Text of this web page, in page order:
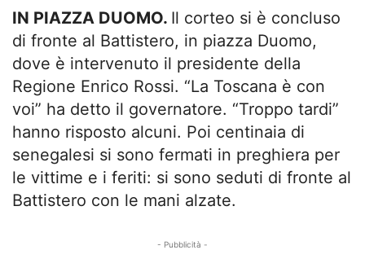
IN PIAZZA DUOMO. Il corteo si è concluso
di fronte al Battistero, in piazza Duomo,
dove è intervenuto il presidente della
Regione Enrico Rossi. “La Toscana è con
voi” ha detto il governatore. “Troppo tardi”
hanno risposto alcuni. Poi centinaia di
senegalesi si sono fermati in preghiera per
le vittime e i feriti: si sono seduti di fronte al
Battistero con le mani alzate.
- Pubblicità -